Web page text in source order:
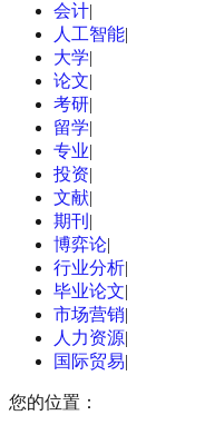
会计|
人工智能|
大学|
论文|
考研|
留学|
专业|
投资|
文献|
期刊 |
博弈论|
行业分析|
毕业论文|
市场营销|
人力资源|
国际贸易|
您的位置：